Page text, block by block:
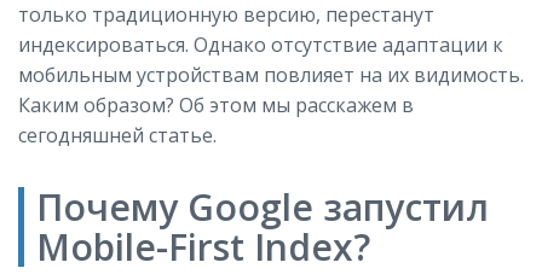
только традиционную версию, перестанут
индексироваться. Однако отсутствие адаптации к
мобильным устройствам повлияет на их видимость.
Каким образом? Об этом мы расскажем в
сегодняшней статье.
Почему Google запустил
Mobile-First Index?